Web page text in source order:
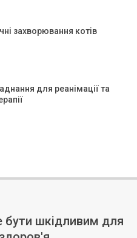
захворювання котів
для реанімації та
шкідливим для